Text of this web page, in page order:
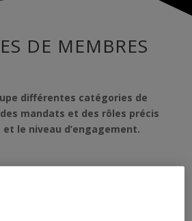
DE MEMBRES
différentes catégories de
mandats et des rôles précis
le niveau d’engagement.
régulier·ère·ssont des
menés par le GRET qui